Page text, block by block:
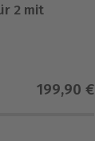
2 mit
199,90 €